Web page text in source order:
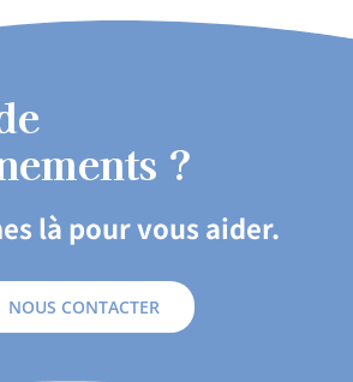
?
là pour vous aider.
NOUS CONTACTER